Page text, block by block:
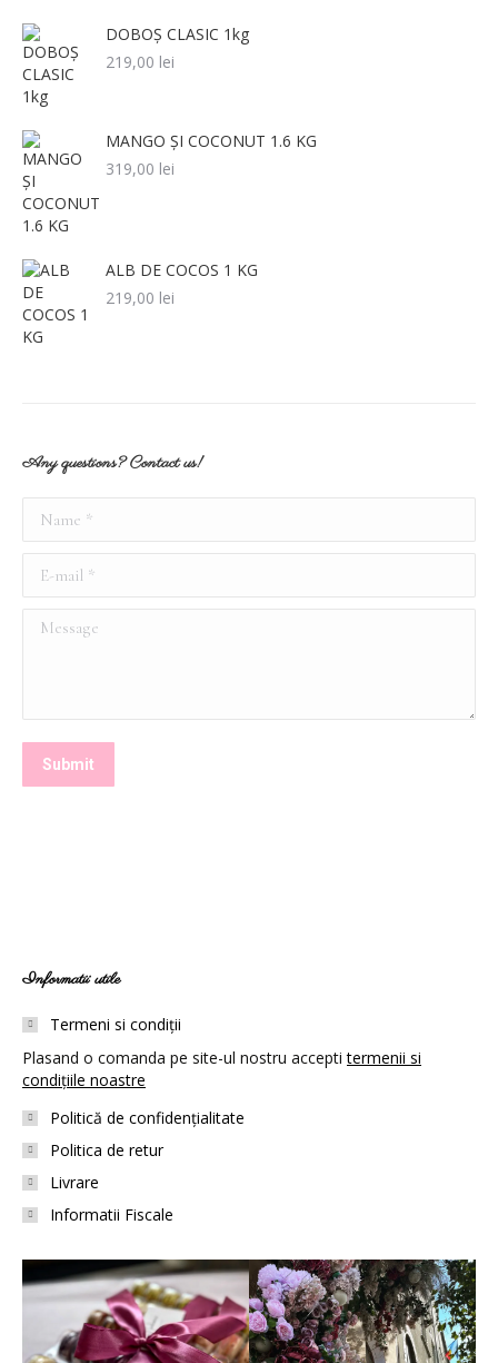
DOBOȘ CLASIC 1kg
219,00 lei
MANGO ȘI COCONUT 1.6 KG
319,00 lei
ALB DE COCOS 1 KG
219,00 lei
Any questions? Contact us!
Message
Submit
Informatii utile
Termeni si condiții
Plasand o comanda pe site-ul nostru acceptitermenii si
condițiile noastre
Politică de confidențialitate
Politica de retur
Livrare
Informatii Fiscale